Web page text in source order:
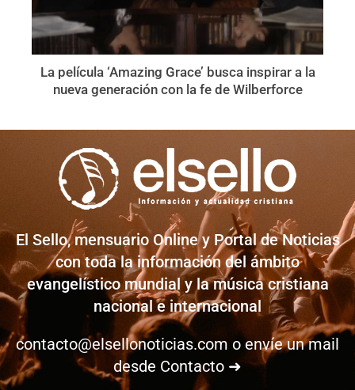
La película ‘Amazing Grace’ busca inspirar a la
nueva generación con la fe de Wilberforce
El Sello, mensuario Online y Portal de Noticias
con toda la información del ámbito
evangelístico mundial y la música cristiana
nacional e internacional
contacto@elsellonoticias.com o envíe un mail
desde Contacto ➜